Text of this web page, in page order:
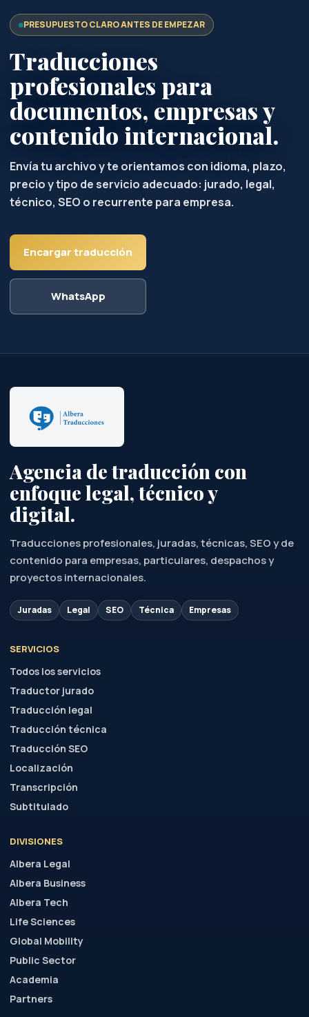
PRESUPUESTO CLARO ANTES DE EMPEZAR
Traducciones
profesionales para
documentos, empresas y
contenido internacional.
Envía tu archivo y te orientamos con idioma, plazo,
precio y tipo de servicio adecuado: jurado, legal,
técnico, SEO o recurrente para empresa.
Encargar traducción
WhatsApp
Agencia de traducción con
enfoque legal, técnico y
digital.
Traducciones profesionales, juradas, técnicas, SEO y de
contenido para empresas, particulares, despachos y
proyectos internacionales.
Juradas Legal SEO Técnica Empresas
SERVICIOS
Todos los servicios
Traductor jurado
Traducción legal
Traducción técnica
Traducción SEO
Localización
Transcripción
Subtitulado
DIVISIONES
Albera Legal
Albera Business
Albera Tech
Life Sciences
Global Mobility
Public Sector
Academia
Partners